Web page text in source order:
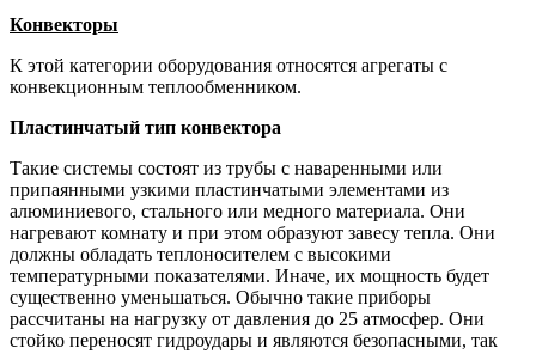
Конвекторы
К этой категории оборудования относятся агрегаты с
конвекционным теплообменником.
Пластинчатый тип конвектора
Такие системы состоят из трубы с наваренными или
припаянными узкими пластинчатыми элементами из
алюминиевого, стального или медного материала. Они
нагревают комнату и при этом образуют завесу тепла. Они
должны обладать теплоносителем с высокими
температурными показателями. Иначе, их мощность будет
существенно уменьшаться. Обычно такие приборы
рассчитаны на нагрузку от давления до 25 атмосфер. Они
стойко переносят гидроудары и являются безопасными, так